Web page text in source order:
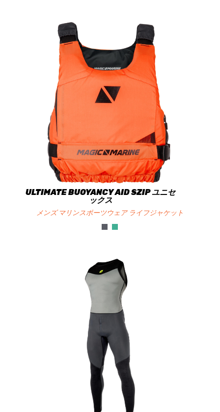
ULTIMATE BUOYANCY AID SZIP ユニセ
ックス
メンズ マリンスポーツウェア ライフジャケット